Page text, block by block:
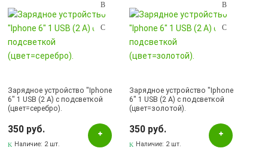
Зарядное устройство "Iphone
6" 1 USB (2 A) с подсветкой
(цвет=серебро).
350 руб.
Наличие: 2 шт.
Зарядное устройство "Iphone
6" 1 USB (2 A) с подсветкой
(цвет=золотой).
350 руб.
Наличие: 2 шт.